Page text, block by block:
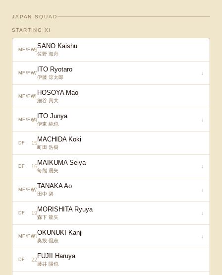
JAPAN SQUAD
STARTING XI
MF/FW6SANO Kaishu
佐野 海舟
MF/FW7 ITO Ryotaro
伊藤 涼太郎
↓
MF/FW
11 HOSOYA Mao
細谷 真大
MF/FW
14 ITO Junya
伊東 純也
↓
DF 15MACHIDA Koki
町田 浩樹
DF 16MAIKUMA Seiya
毎熊 晟矢
↓
MF/FW
17TANAKA Ao
田中 碧
↓
DF 19MORISHITA Ryuya
森下 龍矢
↓
MF/FW
20OKUNUKI Kanji
奥抜 侃志
↓
DF 22FUJII Haruya
藤井 陽也